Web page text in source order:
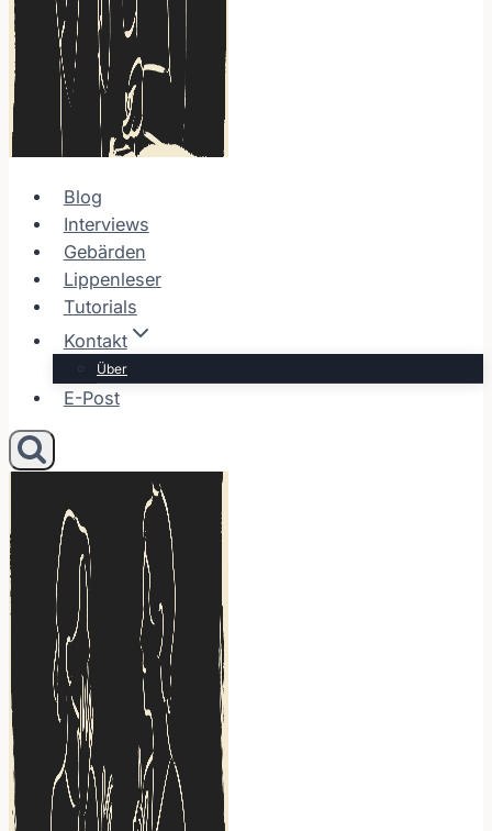
Blog
Interviews
Gebärden
Lippenleser
Tutorials
Kontakt
Über
E-Post